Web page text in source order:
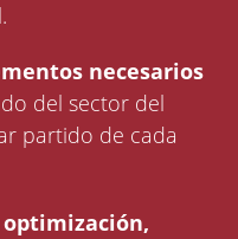
necesarios
del sector del
partido de cada
ellos.